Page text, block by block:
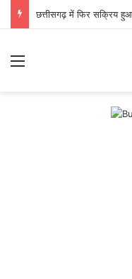
छत्तीसगढ़ में फिर सक्रिय हुआ
Menu